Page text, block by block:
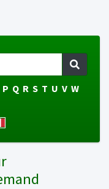
P Q R S T U V W